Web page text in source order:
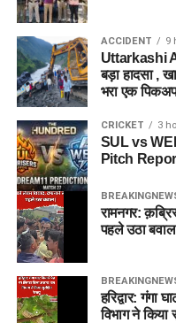
ACCIDENT 9
Uttarkashi
बड़ा हादसा ,
भरा एक
CRICKET 3
SUL vs
Pitch
रामनगर:
पहले उठा बवाल |
हरिद्वार: गंगा
विभाग ने किया